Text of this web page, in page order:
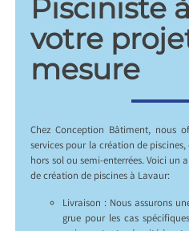
Pisciniste
votre
mesure
Chez Conception Bâtiment, nous
services pour la création de
hors sol ou semi-enterrées. Voici un
de création de piscines à Lavaur:
Livraison : Nous assurons
grue pour les cas